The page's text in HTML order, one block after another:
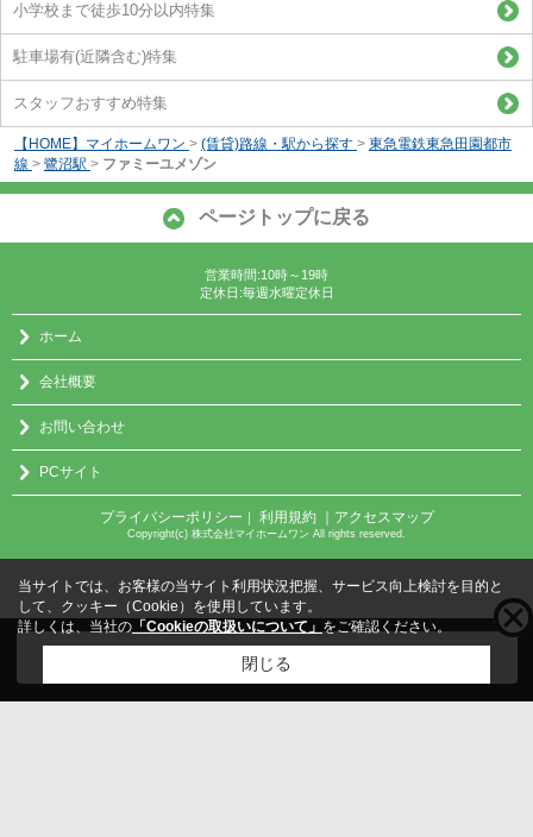
小学校まで徒歩10分以内特集
駐車場有(近隣含む)特集
スタッフおすすめ特集
【HOME】マイホームワン > (賃貸)路線・駅から探す > 東急電鉄東急田園都市
線 > 鷺沼駅 > ファミーユメゾン
ページトップに戻る
営業時間:10時～19時
定休日:毎週水曜定休日
ホーム
会社概要
お問い合わせ
PCサイト
プライバシーポリシー 利用規約 ｜アクセスマップ
Copyright(c) 株式会社マイホームワン All rights reserved.
こちらの物件をご覧の方にお勧めな物件
当サイトでは、お客様の当サイト利用状況把握、サービス向上検討を目的と
して、クッキー（Cookie）を使用しています。
詳しくは、当社の 「Cookieの取扱いについて」 をご確認ください。
閉じる